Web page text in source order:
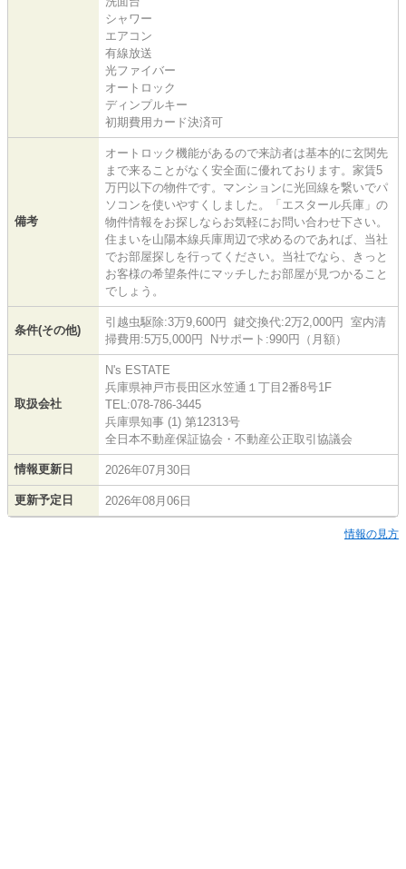
シャワー
エアコン
有線放送
光ファイバー
オートロック
ディンプルキー
初期費用カード決済可
備考
オートロック機能があるので来訪者は基本的に玄関先
まで来ることがなく安全面に優れております。家賃5
万円以下の物件です。マンションに光回線を繋いでパ
ソコンを使いやすくしました。「エスタール兵庫」の
物件情報をお探しならお気軽にお問い合わせ下さい。
住まいを山陽本線兵庫周辺で求めるのであれば、当社
でお部屋探しを行ってください。当社でなら、きっと
お客様の希望条件にマッチしたお部屋が見つかること
でしょう。
条件(その他)
引越虫駆除:3万9,600円 鍵交換代:2万2,000円 室内清
掃費用:5万5,000円 Nサポート:990円（月額）
取扱会社
N's ESTATE
兵庫県神戸市長田区水笠通１丁目2番8号1F
TEL:078-786-3445
兵庫県知事 (1) 第12313号
全日本不動産保証協会・不動産公正取引協議会
情報更新日 2026年07月30日
更新予定日 2026年08月06日
情報の見方